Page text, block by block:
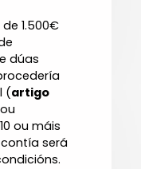
1.500€
dúas
(artigo
ou máis
será